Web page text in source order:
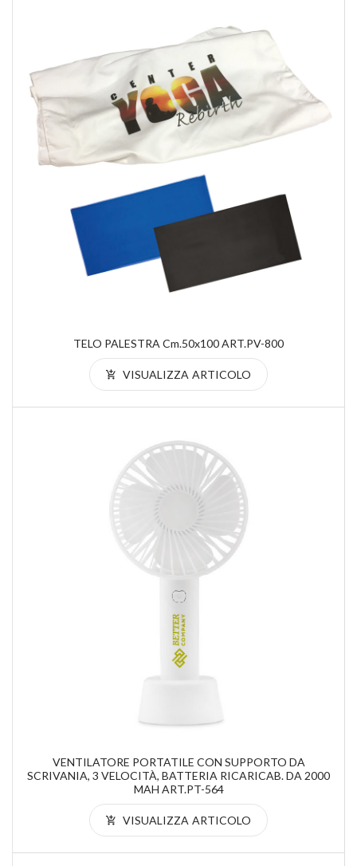
TELO PALESTRA Cm.50x100 ART.PV-800
VISUALIZZA ARTICOLO
VENTILATORE PORTATILE CON SUPPORTO DA
SCRIVANIA, 3 VELOCITÀ, BATTERIA RICARICAB. DA 2000
MAH ART.PT-564
VISUALIZZA ARTICOLO